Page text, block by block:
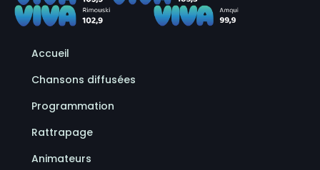
Accueil
Chansons diffusées
Programmation
Rattrapage
Animateurs